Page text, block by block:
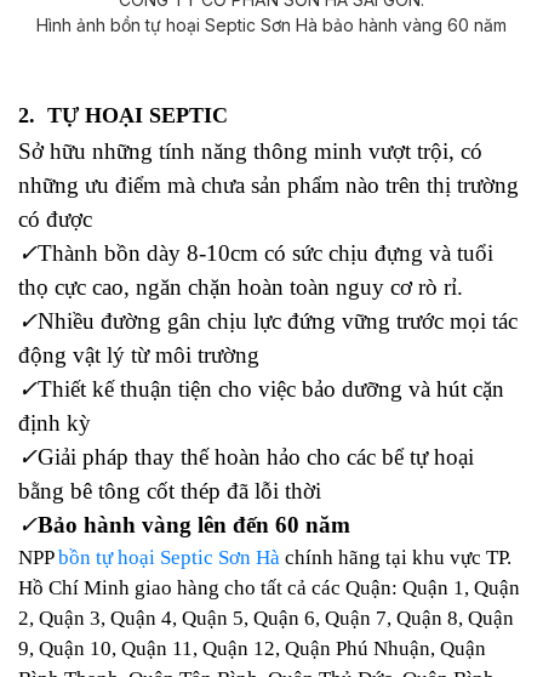
Hình ảnh bồn tự hoại Septic Sơn Hà bảo hành vàng 60 năm
2. TỰ HOẠI SEPTIC
Sở hữu những tính năng thông minh vượt trội, có
những ưu điểm mà chưa sản phẩm nào trên thị trường
có được
✓Thành bồn dày 8-10cm có sức chịu đựng và tuổi
thọ cực cao, ngăn chặn hoàn toàn nguy cơ rò rỉ.
✓Nhiều đường gân chịu lực đứng vững trước mọi tác
động vật lý từ môi trường
✓Thiết kế thuận tiện cho việc bảo dưỡng và hút cặn
định kỳ
✓Giải pháp thay thế hoàn hảo cho các bể tự hoại
bằng bê tông cốt thép đã lỗi thời
✓Bảo hành vàng lên đến 60 năm
NPPbồn tự hoại Septic Sơn Hà chính hãng tại khu vực TP.
Hồ Chí Minh giao hàng cho tất cả các Quận: Quận 1, Quận
2, Quận 3, Quận 4, Quận 5, Quận 6, Quận 7, Quận 8, Quận
9, Quận 10, Quận 11, Quận 12, Quận Phú Nhuận, Quận